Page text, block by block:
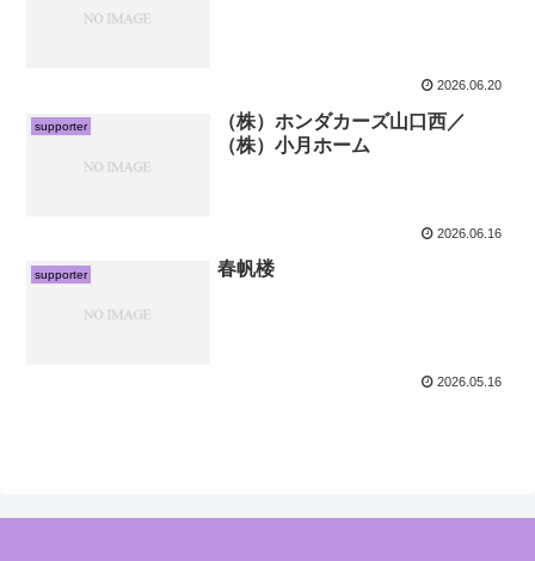
2026.06.20
supporter
（株）ホンダカーズ山口西／
（株）小月ホーム
2026.06.16
supporter 春帆楼
2026.05.16